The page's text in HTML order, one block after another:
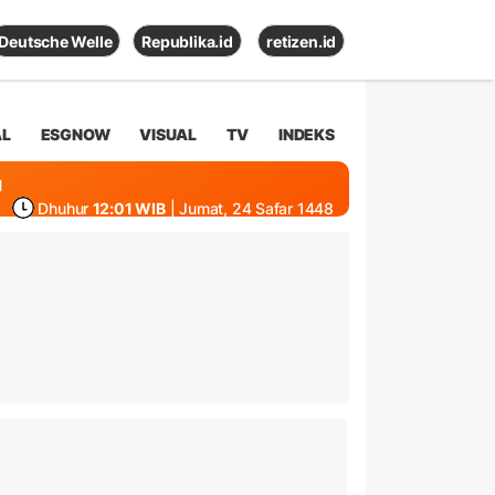
Deutsche Welle Republika.id retizen.id
ESGNOW VISUAL TV INDEKS
Dhuhur 12:01 WIB | Jumat, 24 Safar 1448